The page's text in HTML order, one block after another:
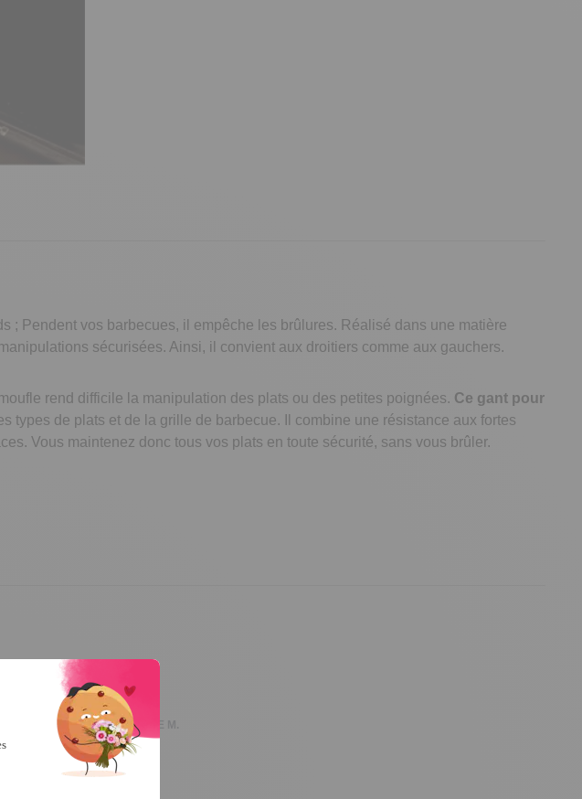
; Pendent vos barbecues, il empêche les brûlures. Réalisé dans une matière
sécurisées. Ainsi, il convient aux droitiers comme aux gauchers.
rend difficile la manipulation des plats ou des petites poignées. Ce gant pour
types de plats et de la grille de barbecue. Il combine une résistance aux fortes
Vous maintenez donc tous vos plats en toute sécurité, sans vous brûler.
du 07/06/2026 par SYLVIE M.